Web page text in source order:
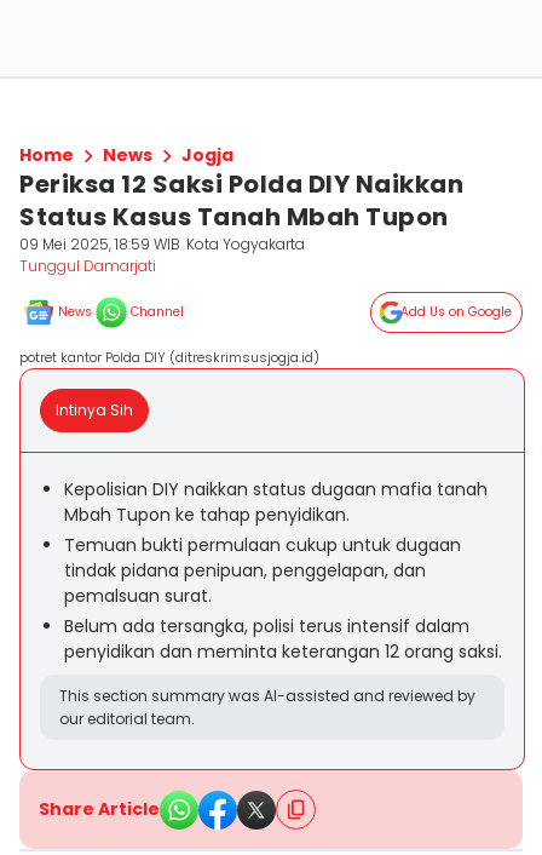
Home News Jogja
Periksa 12 Saksi Polda DIY Naikkan
Status Kasus Tanah Mbah Tupon
09 Mei 2025, 18:59 WIB Kota Yogyakarta
Tunggul Damarjati
News Channel Add Us on Google
potret kantor Polda DIY (ditreskrimsusjogja.id)
Intinya Sih
Kepolisian DIY naikkan status dugaan mafia tanah
Mbah Tupon ke tahap penyidikan.
Temuan bukti permulaan cukup untuk dugaan
tindak pidana penipuan, penggelapan, dan
pemalsuan surat.
Belum ada tersangka, polisi terus intensif dalam
penyidikan dan meminta keterangan 12 orang saksi.
This section summary was AI-assisted and reviewed by
our editorial team.
Share Article